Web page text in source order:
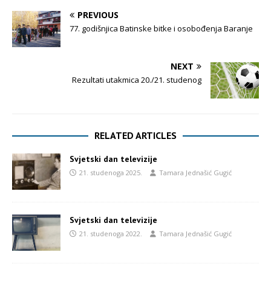
PREVIOUS
77. godišnjica Batinske bitke i osobođenja Baranje
NEXT
Rezultati utakmica 20./21. studenog
RELATED ARTICLES
Svjetski dan televizije
21. studenoga 2025. Tamara Jednašić Gugić
Svjetski dan televizije
21. studenoga 2022. Tamara Jednašić Gugić